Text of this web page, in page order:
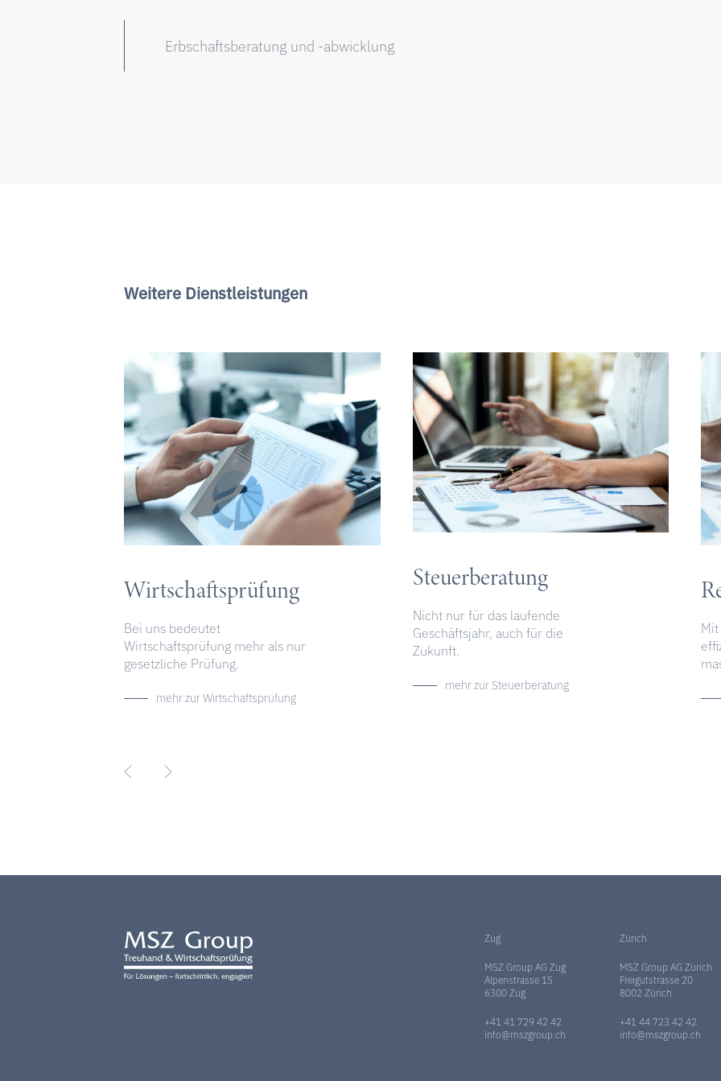
Erbschaftsberatung und -abwicklung
Weitere Dienstleistungen
Wirtschaftsprüfung
Bei uns bedeutet
Wirtschaftsprüfung mehr als nur
gesetzliche Prüfung.
mehr zur Wirtschaftsprüfung
Steuerberatung
Nicht nur für das laufende
Geschäftsjahr, auch für die
Zukunft.
mehr zur Steuerberatung
Zug
MSZ Group AG Zug
Alpenstrasse 15
6300 Zug
+41 41 729 42 42
info@mszgroup.ch
Zürich
MSZ Group AG Zürich
Freigutstrasse 20
8002 Zürich
+41 44 723 42 42
info@mszgroup.ch